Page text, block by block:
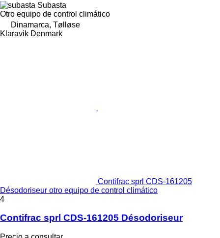
Subasta
Otro equipo de control climático
Dinamarca, Tølløse
Klaravik Denmark
Contifrac sprl CDS-161205
Désodoriseur otro equipo de control climático
4
Contifrac sprl CDS-161205 Désodoriseur